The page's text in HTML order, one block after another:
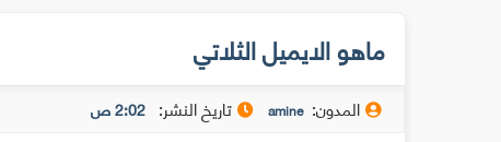
ماهو الايميل الثلاتي
المدون: amine تاريخ النشر: 2:02 ص